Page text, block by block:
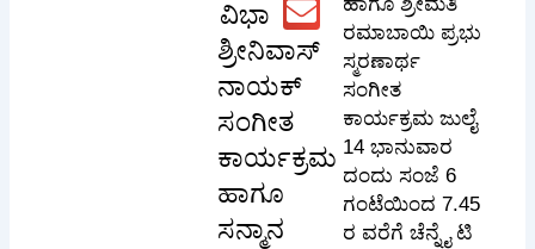
ವಿಭಾ
ಶ್ರೀನಿವಾಸ್
ನಾಯಕ್
ಸಂಗೀತ
ಕಾರ್ಯಕ್ರಮ
ಹಾಗೂ
ಸನ್ಮಾನ
ರಮಾಬಾಯಿ ಪ್ರಭು
ಸ್ಮರಣಾರ್ಥ
ಸಂಗೀತ
ಕಾರ್ಯಕ್ರಮ ಜುಲೈ
14 ಭಾನುವಾರ
ದಂದು ಸಂಜೆ 6
ಗಂಟೆಯಿಂದ 7.45
ರ ವರೆಗೆ ಚೆನ್ನೈ ಟಿ